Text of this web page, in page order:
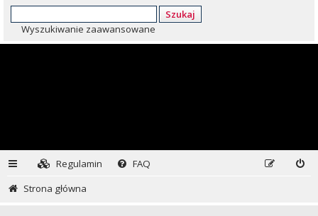
Szukaj
Wyszukiwanie zaawansowane
Regulamin
FAQ
Strona główna